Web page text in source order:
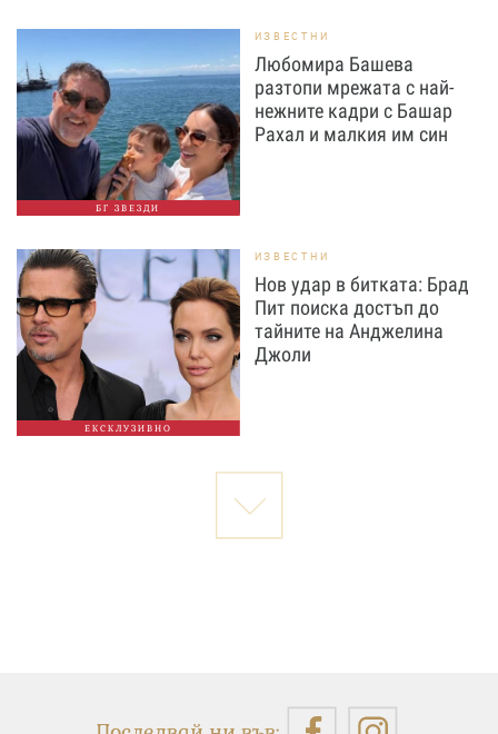
БГ ЗВЕЗДИ
ИЗВЕСТНИ
Любомира Башева
разтопи мрежата с най-
нежните кадри с Башар
Рахал и малкия им син
ЕКСКЛУЗИВНО
ИЗВЕСТНИ
Нов удар в битката: Брад
Пит поиска достъп до
тайните на Анджелина
Джоли